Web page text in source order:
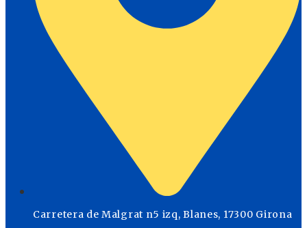
Carretera de Malgrat n5 izq, Blanes, 17300 Girona